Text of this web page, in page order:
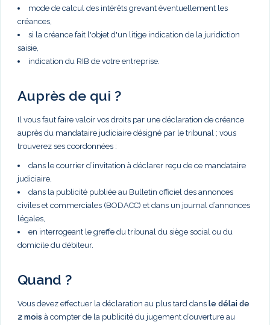
mode de calcul des intérêts grevant éventuellement les
créances,
si la créance fait l'objet d'un litige indication de la juridiction
saisie,
indication du RIB de votre entreprise.
Auprès de qui ?
Il vous faut faire valoir vos droits par une déclaration de créance
auprès du mandataire judiciaire désigné par le tribunal ; vous
trouverez ses coordonnées :
dans le courrier d’invitation à déclarer reçu de ce mandataire
judiciaire,
dans la publicité publiée au Bulletin officiel des annonces
civiles et commerciales (BODACC) et dans un journal d’annonces
légales,
en interrogeant le greffe du tribunal du siège social ou du
domicile du débiteur.
Quand ?
Vous devez effectuer la déclaration au plus tard dans le délai de
2 mois à compter de la publicité du jugement d’ouverture au